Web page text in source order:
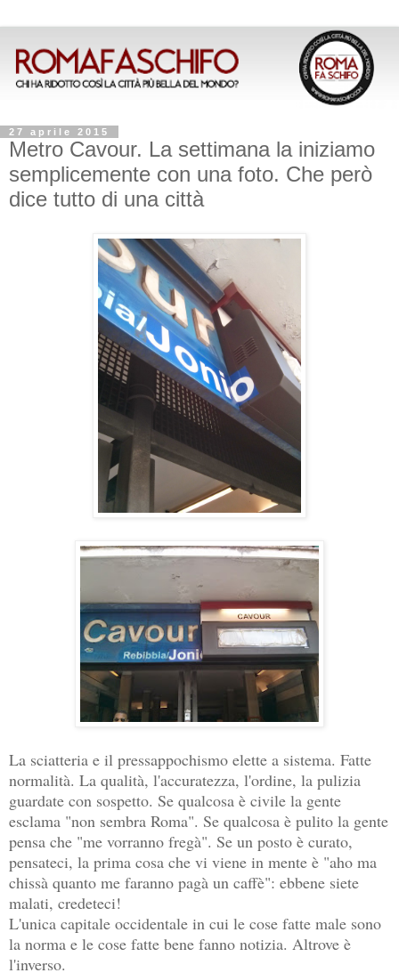
27 aprile 2015
Metro Cavour. La settimana la iniziamo
semplicemente con una foto. Che però
dice tutto di una città
La sciatteria e il pressappochismo elette a sistema. Fatte
normalità. La qualità, l'accuratezza, l'ordine, la pulizia
guardate con sospetto. Se qualcosa è civile la gente
esclama "non sembra Roma". Se qualcosa è pulito la gente
pensa che "me vorranno fregà". Se un posto è curato,
pensateci, la prima cosa che vi viene in mente è "aho ma
chissà quanto me faranno pagà un caffè": ebbene siete
malati, credeteci!
L'unica capitale occidentale in cui le cose fatte male sono
la norma e le cose fatte bene fanno notizia. Altrove è
l'inverso.